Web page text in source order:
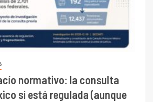
normativo: la consulta
sí está regulada (aunque